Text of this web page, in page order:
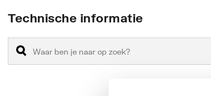
Technische informatie